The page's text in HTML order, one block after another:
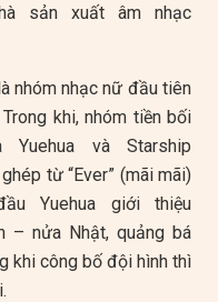
sản xuất âm nhạc
nhóm nhạc nữ đầu tiên
khi, nhóm tiền bối
và Starship
từ “Ever” (mãi mãi)
Yuehua giới thiệu
– nửa Nhật, quảng bá
khi công bố đội hình thì